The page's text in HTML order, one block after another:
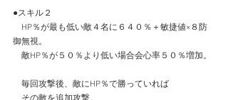
●スキル２
HP％が最も低い敵４名に６４０％＋敏捷値×８防
御無視。
敵HP％が５０％より低い場合会心率５０％増加。
毎回攻撃後、敵にHP％で勝っていれば